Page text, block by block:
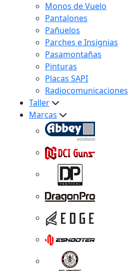
Monos de Vuelo
Pantalones
Pañuelos
Parches e Insignias
Pasamontañas
Pinturas
Placas SAPI
Radiocomunicaciones
Taller
Marcas